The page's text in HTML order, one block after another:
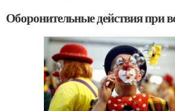
Оборонительные действия при